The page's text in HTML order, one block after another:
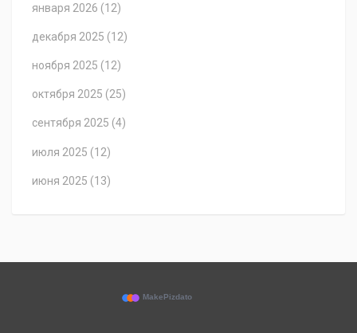
января 2026 (12)
декабря 2025 (12)
ноября 2025 (12)
октября 2025 (25)
сентября 2025 (4)
июля 2025 (12)
июня 2025 (13)